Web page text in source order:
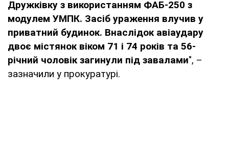
Дружківку з використанням ФАБ-250 з
модулем УМПК. Засіб ураження влучив у
приватний будинок. Внаслідок авіаудару
двоє містянок віком 71 і 74 років та 56-
річний чоловік загинули під завалами", –
зазначили у прокуратурі.